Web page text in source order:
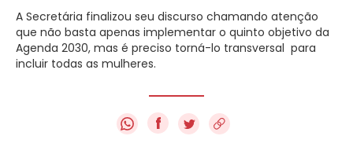
A Secretária finalizou seu discurso chamando atenção
que não basta apenas implementar o quinto objetivo da
Agenda 2030, mas é preciso torná-lo transversal para
incluir todas as mulheres.
f